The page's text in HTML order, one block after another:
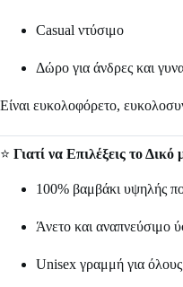
Casual ντύσιμο
Δώρο για άνδρες και
Είναι ευκολοφόρετο,
⭐ Γιατί να Επιλέξεις το
100% βαμβάκι υψηλής
Άνετο και αναπνεύσιμο
Unisex γραμμή για όλους